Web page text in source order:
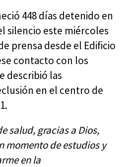
448 días detenido en
silencio este miércoles
prensa desde el Edificio
contacto con los
describió las
en el centro de
salud, gracias a Dios,
momento de estudios y
en la